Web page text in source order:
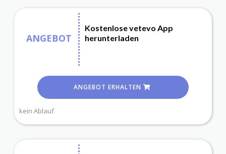
ANGEBOT
Kostenlose vetevo App
herunterladen
ANGEBOT ERHALTEN
kein Ablauf